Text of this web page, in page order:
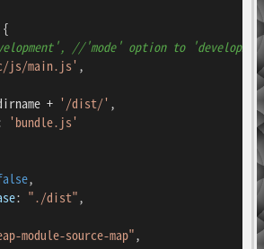
//'mode' option to
js/main.js',
+ '/dist/' ,
'bundle.js'
,
: "./dist",
module-source-map",